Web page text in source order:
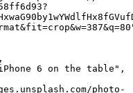
"iPhone 6 on the table",